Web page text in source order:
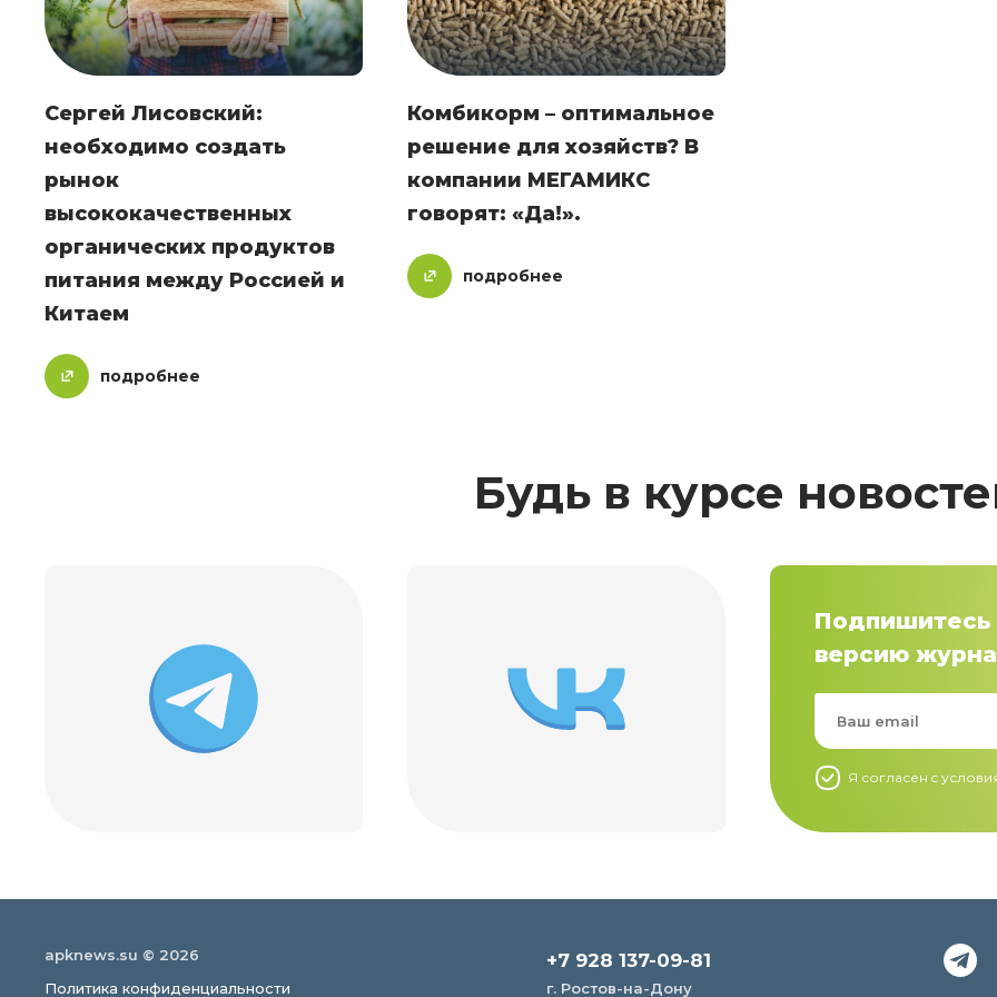
Сергей Лисовский:
необходимо создать
рынок
высококачественных
органических продуктов
питания между Россией и
Китаем
подробнее
Комбикорм – оптимальное
решение для хозяйств? В
компании МЕГАМИКС
говорят: «Да!».
подробнее
Будь в курсе
Подпишитесь
версию
Я согласен c
apknews.su © 2026
Политика конфиденциальности
+7 928 137-09-81
г. Ростов-на-Дону